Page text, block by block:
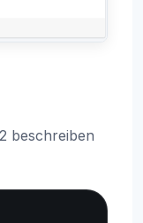
beschreiben